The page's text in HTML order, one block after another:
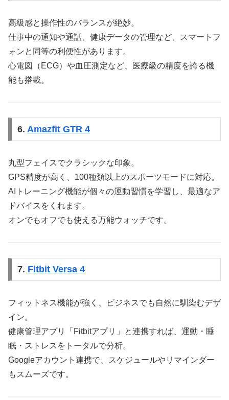
高級感と操作性のバランスが絶妙。
仕事中の通知や通話、健康データの管理など、スマートフ
ォンと同等の利便性があります。
心電図（ECG）や血圧測定など、医療級の精度を誇る機
能も搭載。
6. Amazfit GTR 4
丸型フェイスでクラシックな印象。
GPS精度が高く、100種類以上のスポーツモードに対応。
AIトレーニング機能が個々の運動習慣を学習し、最適なア
ドバイスをくれます。
オンでもオフでも使える万能ウォッチです。
7. Fitbit Versa 4
フィットネス機能が強く、ビジネスでも自然に馴染むデザ
イン。
健康管理アプリ「Fitbitアプリ」と連携すれば、運動・睡
眠・ストレスをトータルで分析。
Googleアカウント連携で、スケジュールやリマインダー
もスムーズです。